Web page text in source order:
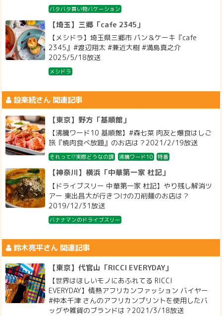
バタバタ買い物バケーション
【埼玉】三郷「cafe 2345」
【メシドラ】埼玉県三郷市 パン＆ケーキ『cafe
2345』#渡辺翔太 #兼近大樹 #満島真之介
2025/5/18放送
メシドラ
設楽統さん 関連記事
【東京】野方「基順館」
【沸騰ワード10 基順館】#森七菜 肉友と爆食はしご
旅『焼肉食べ放題』のお店は？2021/2/19放送
それって!?実際どうなの課 沸騰ワード10 特番
【神奈川】横浜「中華第一家 杜記」
【ドライブスリー 中華第一家 杜記】やり残し解消ツ
アー 東出昌大が行きつけの刀削麺のお店は？
2019/12/31放送
バナナマンのドライブスリー
鈴木亮平さん 関連記事
【東京】代官山「RICCI EVERYDAY」
【世界はほしいモノにあふれてる RICCI
EVERYDAY】情熱アフリカンファッション バイヤー
#仲本千津 さんのアフリカンプリントを使用したバ
ッグや雑貨のブランドは？2021/3/18放送